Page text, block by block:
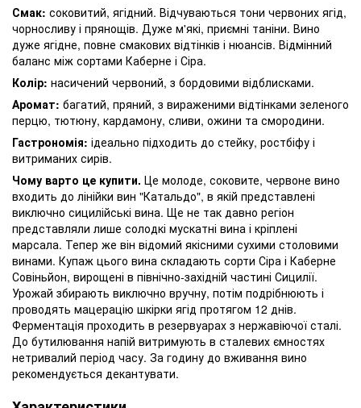
Смак: соковитий, ягідний. Відчуваються тони червоних ягід,
чорносливу і прянощів. Дуже м'які, приємні таніни. Вино
дуже ягідне, повне смакових відтінків і нюансів. Відмінний
баланс між сортами Каберне і Сіра.
Колір: насичений червоний, з бордовими відблисками.
Аромат: багатий, пряний, з вираженими відтінками зеленого
перцю, тютюну, кардамону, сливи, ожини та смородини.
Гастрономія: ідеально підходить до стейку, ростбіфу і
витриманих сирів.
Чому варто це купити. Це молоде, соковите, червоне вино
входить до лінійки вин "Катальдо", в якій представлені
виключно сицилійські вина. Ще не так давно регіон
представляли лише солодкі мускатні вина і кріплені
марсала. Тепер же він відомий якісними сухими столовими
винами. Купаж цього вина складають сорти Сіра і Каберне
Совіньйон, вирощені в північно-західній частині Сицилії.
Урожай збирають виключно вручну, потім подрібнюють і
проводять мацерацію шкірки ягід протягом 12 днів.
Ферментація проходить в резервуарах з нержавіючої сталі.
До бутилювання напій витримують в сталевих ємностях
нетривалий період часу. За годину до вживання вино
рекомендується декантувати.